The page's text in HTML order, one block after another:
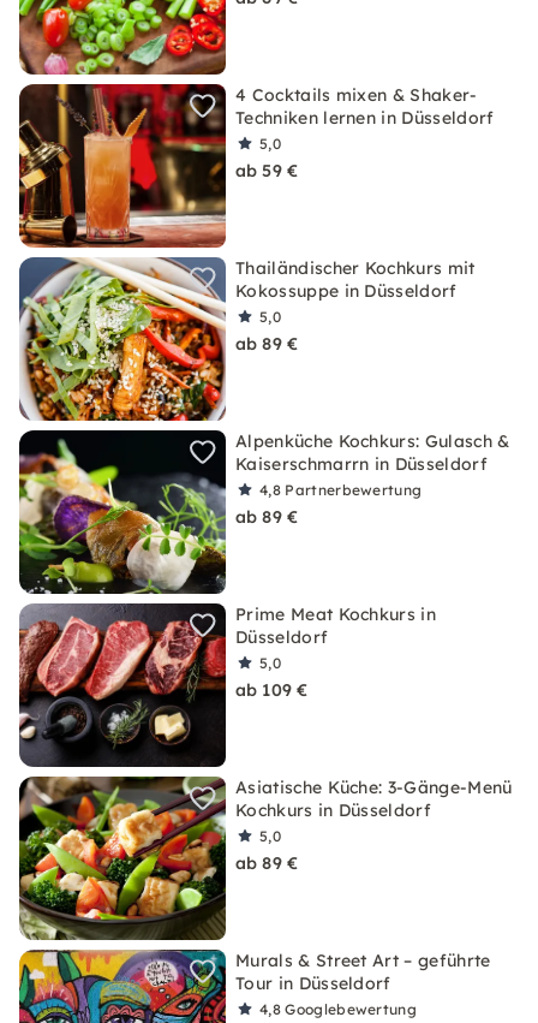
4 Cocktails mixen & Shaker-
Techniken lernen in Düsseldorf
5,0
ab 59 €
Thailändischer Kochkurs mit
Kokossuppe in Düsseldorf
5,0
ab 89 €
Alpenküche Kochkurs: Gulasch &
Kaiserschmarrn in Düsseldorf
4,8 Partnerbewertung
ab 89 €
Prime Meat Kochkurs in
Düsseldorf
5,0
ab 109 €
Asiatische Küche: 3-Gänge-Menü
Kochkurs in Düsseldorf
5,0
ab 89 €
Murals & Street Art – geführte
Tour in Düsseldorf
4,8Googlebewertung